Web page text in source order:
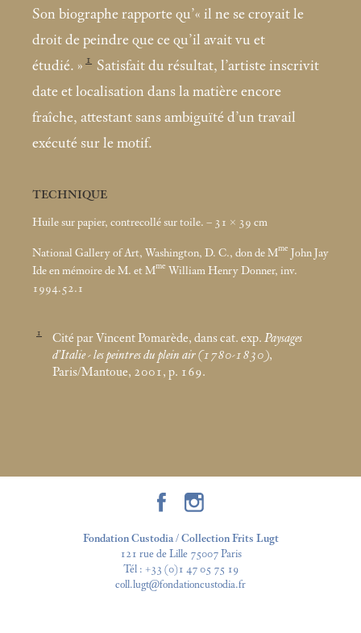
Son biographe rapporte qu’« il ne se croyait le
droit de peindre que ce qu’il avait vu et
étudié. » 1 Satisfait du résultat, l’artiste inscrivit
date et localisation dans la matière encore
fraîche, attestant sans ambiguïté d’un travail
exécuté sur le motif.
TECHNIQUE
Huile sur papier, contrecollé sur toile. – 31 × 39 cm
National Gallery of Art, Washington, D. C., don de Mme John Jay
Ide en mémoire de M. et Mme William Henry Donner, inv.
1994.52.1
1 Cité par Vincent Pomarède, dans cat. exp. Paysages
d’Italie - les peintres du plein air (1780-1830),
Paris/Mantoue, 2001, p. 169.
Fondation Custodia / Collection Frits Lugt
121 rue de Lille 75007 Paris
Tél : +33 (0)1 47 05 75 19
coll.lugt@fondationcustodia.fr